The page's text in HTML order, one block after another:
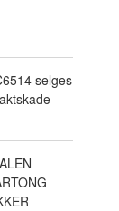
selges
-